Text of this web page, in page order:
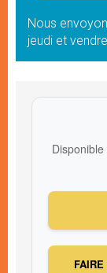
Nous
jeudi et